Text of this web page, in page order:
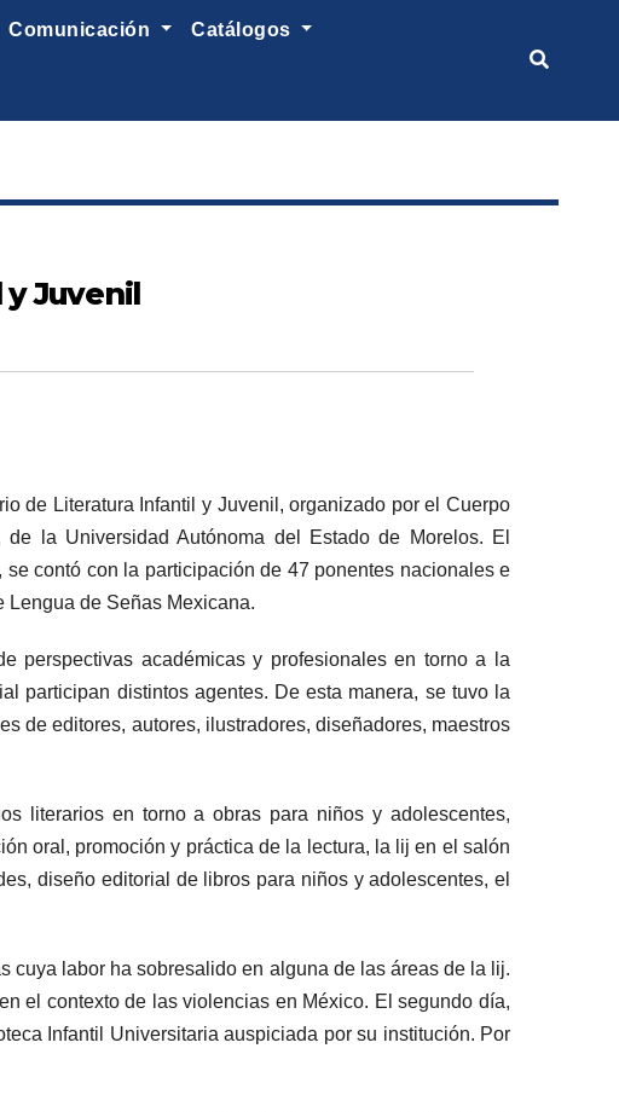
comunicación catálogos
Juvenil
de Literatura Infantil y Juvenil, organizado por el Cuerpo
la Universidad Autónoma del Estado de Morelos. El
contó con la participación de 47 ponentes nacionales e
Lengua de Señas Mexicana.
perspectivas académicas y profesionales en torno a la
participan distintos agentes. De esta manera, se tuvo la
de editores, autores, ilustradores, diseñadores, maestros
literarios en torno a obras para niños y adolescentes,
oral, promoción y práctica de la lectura, la lij en el salón
diseño editorial de libros para niños y adolescentes, el
cuya labor ha sobresalido en alguna de las áreas de la lij.
el contexto de las violencias en México. El segundo día,
Infantil Universitaria auspiciada por su institución. Por